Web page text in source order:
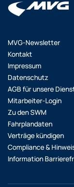
MVG-Newsletter
Kontakt
Impressum
Datenschutz
AGB für unsere
Mitarbeiter-Login
Zu den SWM
Fahrplandaten
Verträge kündigen
Compliance &
Information